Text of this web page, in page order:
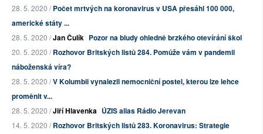
28. 5. 2020 /Počet mrtvých na koronavirus v USA přesáhl 100 000,
americké státy ...
28. 5. 2020 /Jan Čulík Pozor na bludy ohledně brzkého otevírání škol
20. 5. 2020 /Rozhovor Britských listů 284. Pomůže vám v pandemii
náboženská víra?
28. 5. 2020 /V Kolumbii vynalezli nemocniční postel, kterou lze lehce
proměnit v...
28. 5. 2020 /Jiří Hlavenka ÚZIS alias Rádio Jerevan
14. 5. 2020 /Rozhovor Britských listů 283. Koronavirus: Strategie